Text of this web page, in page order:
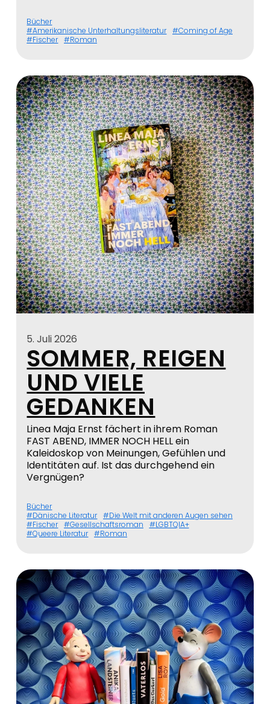
Bücher
Amerikanische Unterhaltungsliteratur
Coming of Age
Fischer
Roman
5. Juli 2026
SOMMER, REIGEN
UND VIELE
GEDANKEN
Linea Maja Ernst fächert in ihrem Roman
FAST ABEND, IMMER NOCH HELL ein
Kaleidoskop von Meinungen, Gefühlen und
Identitäten auf. Ist das durchgehend ein
Vergnügen?
Bücher
Dänische Literatur
Die Welt mit anderen Augen sehen
Fischer
Gesellschaftsroman
LGBTQIA+
Queere Literatur
Roman